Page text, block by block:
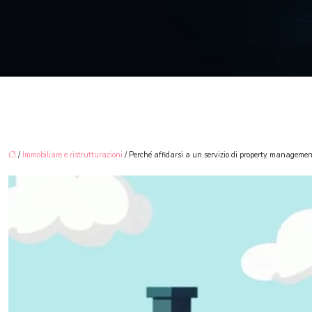
/ Immobiliare e ristrutturazioni / Perché affidarsi a un servizio di property